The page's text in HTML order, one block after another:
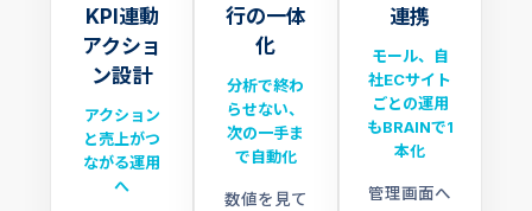
KPI連動
アクショ
ン設計
アクション
と売上がつ
ながる運用
へ
行の一体
化
分析で終わ
らせない、
次の一手ま
で自動化
数値を見て
連携
モール、自
社ECサイト
ごとの運用
もBRAINで1
本化
管理画面へ